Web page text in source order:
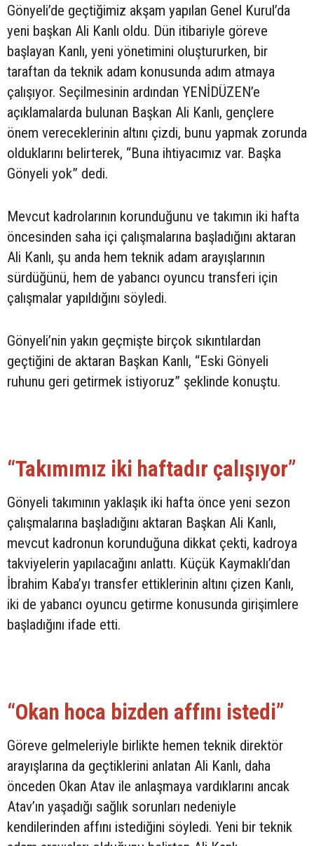
Gönyeli’de geçtiğimiz akşam yapılan Genel Kurul’da
yeni başkan Ali Kanlı oldu. Dün itibariyle göreve
başlayan Kanlı, yeni yönetimini oluştururken, bir
taraftan da teknik adam konusunda adım atmaya
çalışıyor. Seçilmesinin ardından YENİDÜZEN’e
açıklamalarda bulunan Başkan Ali Kanlı, gençlere
önem vereceklerinin altını çizdi, bunu yapmak zorunda
olduklarını belirterek, “Buna ihtiyacımız var. Başka
Gönyeli yok” dedi.
Mevcut kadrolarının korunduğunu ve takımın iki hafta
öncesinden saha içi çalışmalarına başladığını aktaran
Ali Kanlı, şu anda hem teknik adam arayışlarının
sürdüğünü, hem de yabancı oyuncu transferi için
çalışmalar yapıldığını söyledi.
Gönyeli’nin yakın geçmişte birçok sıkıntılardan
geçtiğini de aktaran Başkan Kanlı, “Eski Gönyeli
ruhunu geri getirmek istiyoruz” şeklinde konuştu.
“Takımımız iki haftadır çalışıyor”
Gönyeli takımının yaklaşık iki hafta önce yeni sezon
çalışmalarına başladığını aktaran Başkan Ali Kanlı,
mevcut kadronun korunduğuna dikkat çekti, kadroya
takviyelerin yapılacağını anlattı. Küçük Kaymaklı’dan
İbrahim Kaba’yı transfer ettiklerinin altını çizen Kanlı,
iki de yabancı oyuncu getirme konusunda girişimlere
başladığını ifade etti.
“Okan hoca bizden affını istedi”
Göreve gelmeleriyle birlikte hemen teknik direktör
arayışlarına da geçtiklerini anlatan Ali Kanlı, daha
önceden Okan Atav ile anlaşmaya vardıklarını ancak
Atav’ın yaşadığı sağlık sorunları nedeniyle
kendilerinden affını istediğini söyledi. Yeni bir teknik